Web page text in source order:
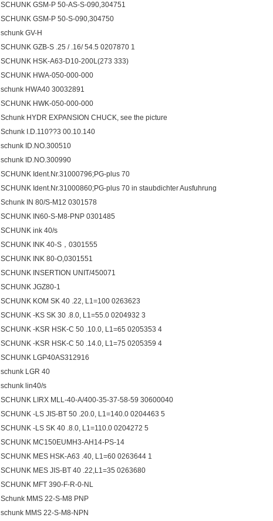
SCHUNK GSM-P 50-AS-S-090,304751
SCHUNK GSM-P 50-S-090,304750
schunk GV-H
SCHUNK GZB-S .25 / .16/ 54.5 0207870 1
SCHUNK HSK-A63-D10-200L(273 333)
SCHUNK HWA-050-000-000
schunk HWA40 30032891
SCHUNK HWK-050-000-000
Schunk HYDR EXPANSION CHUCK, see the picture
Schunk I.D.110??3 00.10.140
schunk ID.NO.300510
schunk ID.NO.300990
SCHUNK Ident.Nr.31000796;PG-plus 70
SCHUNK Ident.Nr.31000860;PG-plus 70 in staubdichter Ausfuhrung
Schunk IN 80/S-M12 0301578
SCHUNK IN60-S-M8-PNP 0301485
SCHUNK ink 40/s
SCHUNK INK 40-S，0301555
SCHUNK INK 80-O,0301551
SCHUNK INSERTION UNIT/450071
SCHUNK JGZ80-1
SCHUNK KOM SK 40 .22, L1=100 0263623
SCHUNK -KS SK 30 .8.0, L1=55.0 0204932 3
SCHUNK -KSR HSK-C 50 .10.0, L1=65 0205353 4
SCHUNK -KSR HSK-C 50 .14.0, L1=75 0205359 4
SCHUNK LGP40AS312916
schunk LGR 40
schunk lin40/s
SCHUNK LIRX MLL-40-A/400-35-37-58-59 30600040
SCHUNK -LS JIS-BT 50 .20.0, L1=140.0 0204463 5
SCHUNK -LS SK 40 .8.0, L1=110.0 0204272 5
SCHUNK MC150EUMH3-AH14-PS-14
SCHUNK MES HSK-A63 .40, L1=60 0263644 1
SCHUNK MES JIS-BT 40 .22,L1=35 0263680
SCHUNK MFT 390-F-R-0-NL
Schunk MMS 22-S-M8 PNP
schunk MMS 22-S-M8-NPN